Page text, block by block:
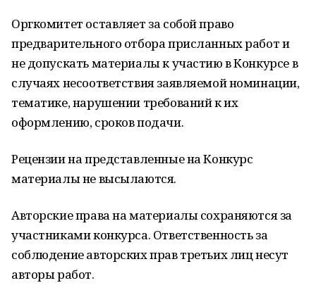
Оргкомитет оставляет за собой право
предварительного отбора присланных работ и
не допускать материалы к участию в Конкурсе в
случаях несоответствия заявляемой номинации,
тематике, нарушении требований к их
оформлению, сроков подачи.
Рецензии на представленные на Конкурс
материалы не высылаются.
Авторские права на материалы сохраняются за
участниками конкурса. Ответственность за
соблюдение авторских прав третьих лиц несут
авторы работ.